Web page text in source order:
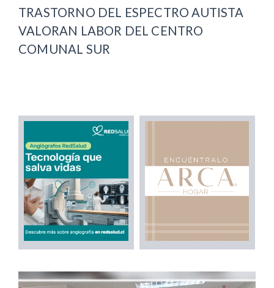
TRASTORNO DEL ESPECTRO AUTISTA
VALORAN LABOR DEL CENTRO
COMUNAL SUR